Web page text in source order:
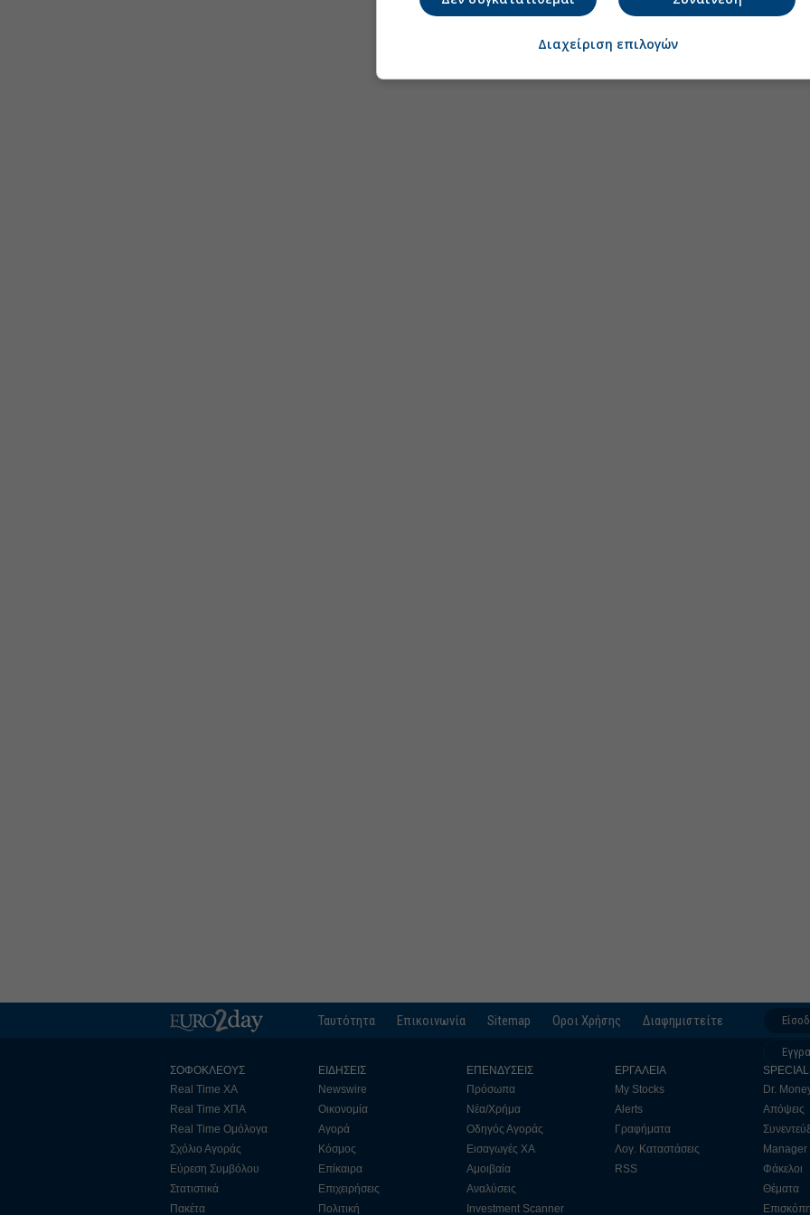
Ταυτότητα Επικοινωνία Sitemap Οροι Χρήσης Διαφημιστείτε
ΣΟΦΟΚΛΕΟΥΣ
Real Time ΧΑ
Real Time ΧΠΑ
Real Time Ομόλογα
Σχόλιο Αγοράς
Εύρεση Συμβόλου
Στατιστικά
Πακέτα
ΕΙΔΗΣΕΙΣ
Newswire
Οικονομία
Αγορά
Κόσμος
Επίκαιρα
Επιχειρήσεις
Πολιτική
ΕΠΕΝΔΥΣΕΙΣ
Πρόσωπα
Νέα/Χρήμα
Οδηγός Αγοράς
Εισαγωγές ΧΑ
Αμοιβαία
Αναλύσεις
Investment Scanner
ΕΡΓΑΛΕΙΑ
My Stocks
Alerts
Γραφήματα
Λογ. Καταστάσεις
RSS
Dr.
Απόψεις
Manager
Φάκελοι
Θέματα
Διαχείριση επιλογών